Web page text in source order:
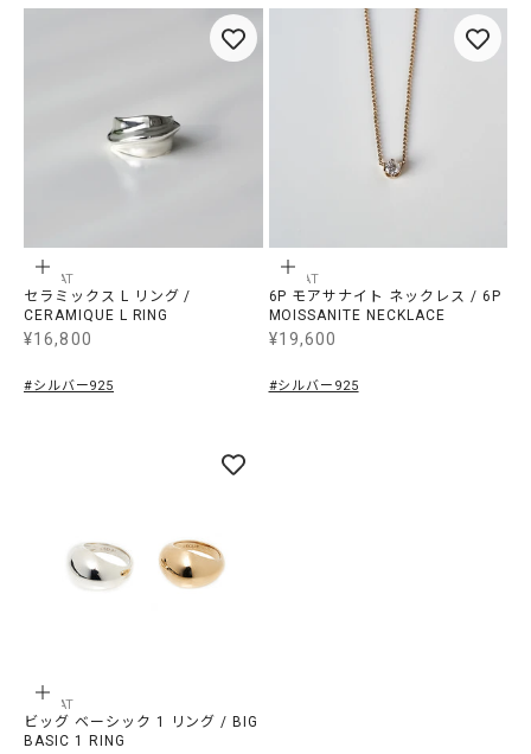
オプションを選択
LECLAT
セラミックス L リング /
CERAMIQUE L RING
SALE価格
¥16,800
#シルバー925
オプションを選択
LECLAT
6P モアサナイト ネックレス / 6P
MOISSANITE NECKLACE
SALE価格
¥19,600
#シルバー925
オプションを選択
LECLAT
ビッグ ベーシック 1 リング / BIG
BASIC 1 RING